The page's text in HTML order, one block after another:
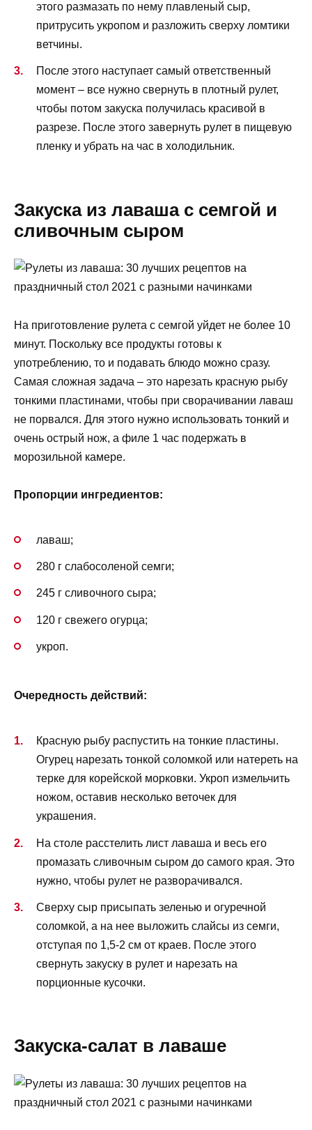
этого размазать по нему плавленый сыр,
притрусить укропом и разложить сверху ломтики
ветчины.
После этого наступает самый ответственный
момент – все нужно свернуть в плотный рулет,
чтобы потом закуска получилась красивой в
разрезе. После этого завернуть рулет в пищевую
пленку и убрать на час в холодильник.
Закуска из лаваша с семгой и
сливочным сыром
На приготовление рулета с семгой уйдет не более 10
минут. Поскольку все продукты готовы к
употреблению, то и подавать блюдо можно сразу.
Самая сложная задача – это нарезать красную рыбу
тонкими пластинами, чтобы при сворачивании лаваш
не порвался. Для этого нужно использовать тонкий и
очень острый нож, а филе 1 час подержать в
морозильной камере.
Пропорции ингредиентов:
лаваш;
280 г слабосоленой семги;
245 г сливочного сыра;
120 г свежего огурца;
укроп.
Очередность действий:
Красную рыбу распустить на тонкие пластины.
Огурец нарезать тонкой соломкой или натереть на
терке для корейской морковки. Укроп измельчить
ножом, оставив несколько веточек для
украшения.
На столе расстелить лист лаваша и весь его
промазать сливочным сыром до самого края. Это
нужно, чтобы рулет не разворачивался.
Сверху сыр присыпать зеленью и огуречной
соломкой, а на нее выложить слайсы из семги,
отступая по 1,5-2 см от краев. После этого
свернуть закуску в рулет и нарезать на
порционные кусочки.
Закуска-салат в лаваше